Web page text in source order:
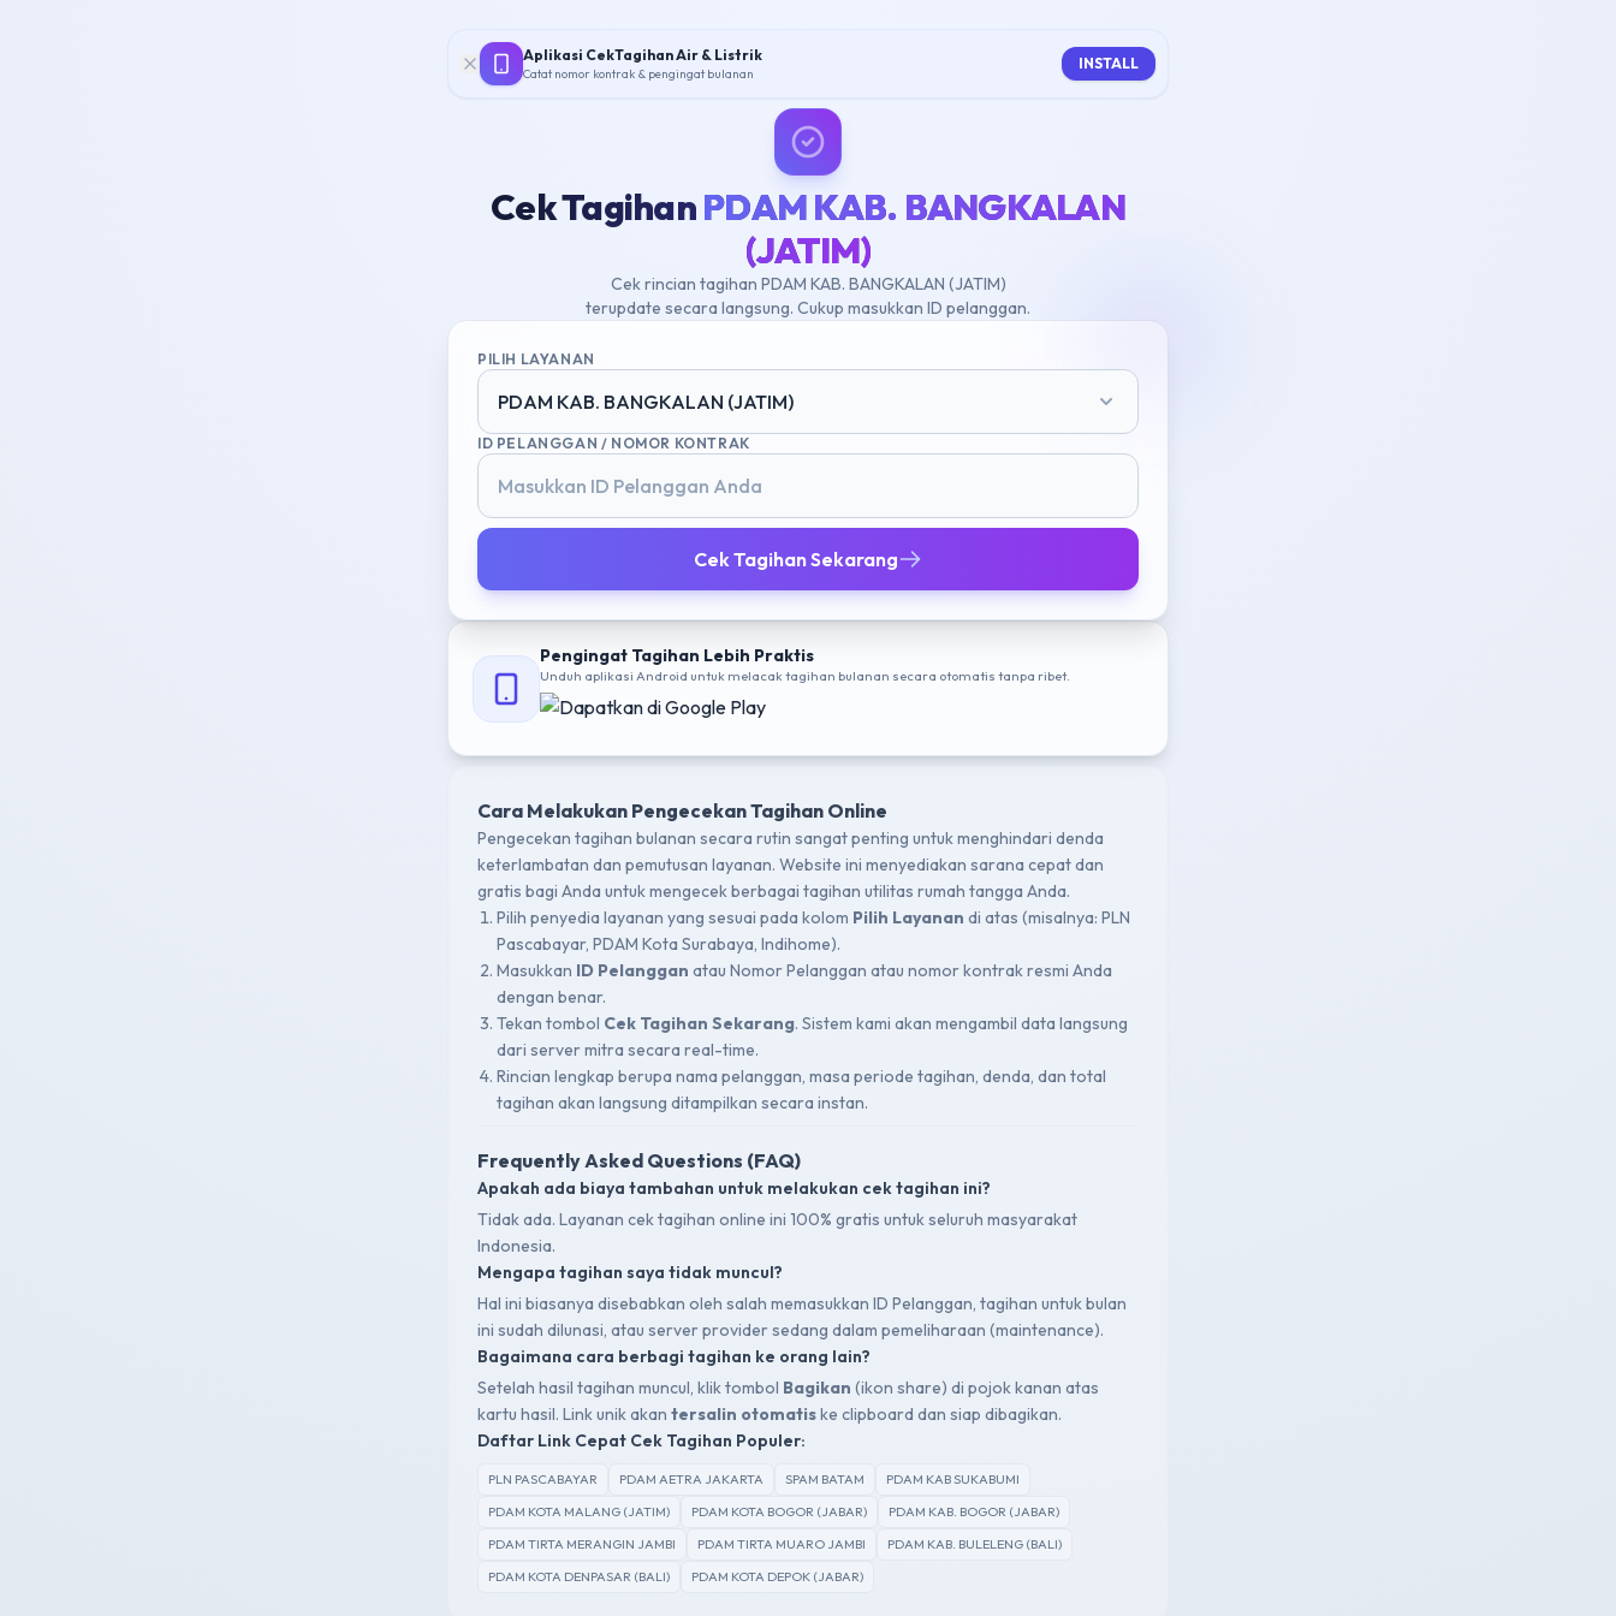
Aplikasi CekTagihan Air & Listrik
Catat nomor kontrak & pengingat bulanan
INSTALL
Cek TagihanPDAM KAB. BANGKALAN
(JATIM)
Cek rincian tagihan PDAM KAB. BANGKALAN (JATIM)
terupdate secara langsung. Cukup masukkan ID pelanggan.
PILIH LAYANAN
PDAM KAB. BANGKALAN (JATIM)
ID PELANGGAN / NOMOR KONTRAK
Cek Tagihan Sekarang
Pengingat Tagihan Lebih Praktis
Unduh aplikasi Android untuk melacak tagihan bulanan secara otomatis tanpa ribet.
Cara Melakukan Pengecekan Tagihan Online
Pengecekan tagihan bulanan secara rutin sangat penting untuk menghindari denda
keterlambatan dan pemutusan layanan. Website ini menyediakan sarana cepat dan
gratis bagi Anda untuk mengecek berbagai tagihan utilitas rumah tangga Anda.
Pilih penyedia layanan yang sesuai pada kolom Pilih Layanan di atas (misalnya: PLN
Pascabayar, PDAM Kota Surabaya, Indihome).
Masukkan ID Pelanggan atau Nomor Pelanggan atau nomor kontrak resmi Anda
dengan benar.
Tekan tombol Cek Tagihan Sekarang. Sistem kami akan mengambil data langsung
dari server mitra secara real-time.
Rincian lengkap berupa nama pelanggan, masa periode tagihan, denda, dan total
tagihan akan langsung ditampilkan secara instan.
Frequently Asked Questions (FAQ)
Apakah ada biaya tambahan untuk melakukan cek tagihan ini?
Tidak ada. Layanan cek tagihan online ini 100% gratis untuk seluruh masyarakat
Indonesia.
Mengapa tagihan saya tidak muncul?
Hal ini biasanya disebabkan oleh salah memasukkan ID Pelanggan, tagihan untuk bulan
ini sudah dilunasi, atau server provider sedang dalam pemeliharaan (maintenance).
Bagaimana cara berbagi tagihan ke orang lain?
Setelah hasil tagihan muncul, klik tombol Bagikan (ikon share) di pojok kanan atas
kartu hasil. Link unik akan tersalin otomatiske clipboard dan siap dibagikan.
Daftar Link Cepat Cek Tagihan Populer:
PLN PASCABAYAR PDAM AETRA JAKARTA SPAM BATAM
PDAM KAB SUKABUMI
PDAM KOTA MALANG (JATIM)
PDAM KOTA BOGOR (JABAR)
PDAM KAB. BOGOR (JABAR)
PDAM TIRTA MERANGIN JAMBI
PDAM TIRTA MUARO JAMBI
PDAM KAB. BULELENG (BALI)
PDAM KOTA DENPASAR (BALI)
PDAM KOTA DEPOK (JABAR)